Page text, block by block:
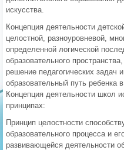
искусства.
Концепция деятельности
целостной, разноуровневой,
определенной логической
образовательного
решение педагогических задач
образовательный путь ребенка
Концепция деятельности школ
принципах:
Принцип целостности
образовательного процесса и
развивающейся деятельности